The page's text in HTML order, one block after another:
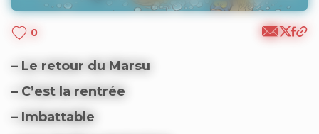
0
– Le retour du Marsu
– C’est la rentrée
– Imbattable